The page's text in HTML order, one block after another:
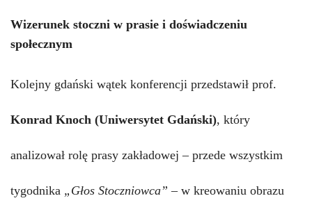
Wizerunek stoczni w prasie i doświadczeniu
społecznym
Kolejny gdański wątek konferencji przedstawił prof.
Konrad Knoch (Uniwersytet Gdański), który
analizował rolę prasy zakładowej – przede wszystkim
tygodnika „Głos Stoczniowca” – w kreowaniu obrazu